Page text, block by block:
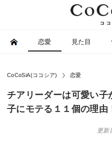
恋愛 見た目
CoCoSiA(ココシア) 恋愛
チアリーダーは可愛い子
子にモテる１１個の理由
更新